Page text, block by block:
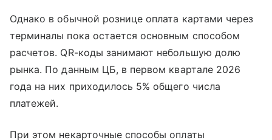
Однако в обычной рознице оплата картами через
терминалы пока остается основным способом
расчетов. QR-коды занимают небольшую долю
рынка. По данным ЦБ, в первом квартале 2026
года на них приходилось 5% общего числа
платежей.
При этом некарточные способы оплаты